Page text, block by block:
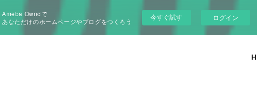
Ameba Owndで
あなただけのホームページやブログをつくろう
今すぐ試す ログイン